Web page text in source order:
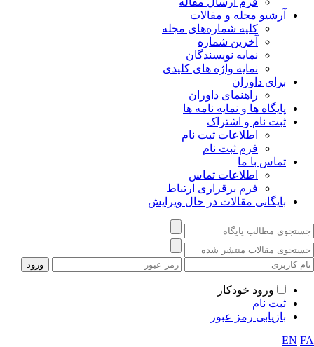
آرشیو مجله و مقالات
کلیه شماره‌های مجله
آخرین شماره
نمایه نویسندگان
نمایه واژه های کلیدی
برای داوران
راهنمای داوران
پایگاه ها و نمایه نامه ها
ثبت نام و اشتراک
اطلاعات ثبت نام
فرم ثبت نام
تماس با ما
اطلاعات تماس
فرم برقراری ارتباط
بایگانی مقالات در حال ویرایش
ورود خودکار
ثبت نام
بازیابی رمز عبور
EN